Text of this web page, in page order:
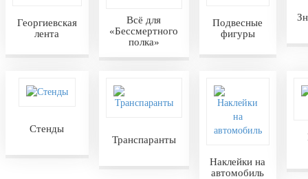
Георгиевская
лента
Всё для
«Бессмертного
полка»
Подвесные
фигуры
Стенды
Транспаранты
Наклейки на
автомобиль